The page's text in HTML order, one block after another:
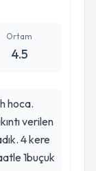
süreci
gördükçe
edin.
Ortam
4.5
hoca.
verilen
4 kere
1buçuk